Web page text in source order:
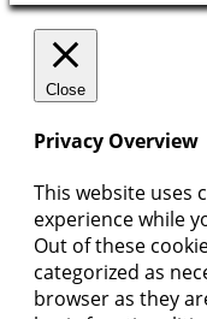
Close
Privacy Overview
This website uses
experience while
Out of these
categorized as
browser as they